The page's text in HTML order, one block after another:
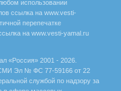
использовании
ссылка на www.vesti-
перепечатке
на www.vesti-yamal.ru
«Россия» 2001 - 2026.
СМИ Эл № ФС 77-59166 от 22
службой по надзору за